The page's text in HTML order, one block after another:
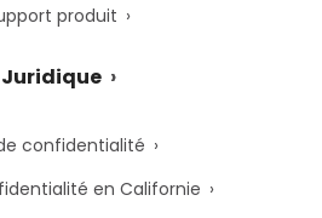
produit
Juridique
confidentialité
en Californie